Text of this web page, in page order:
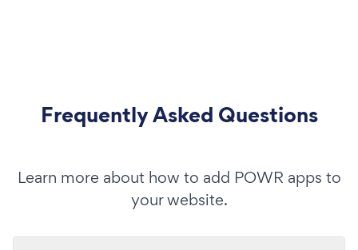
Frequently Asked Questions
Learn more about how to add POWR apps to
your website.